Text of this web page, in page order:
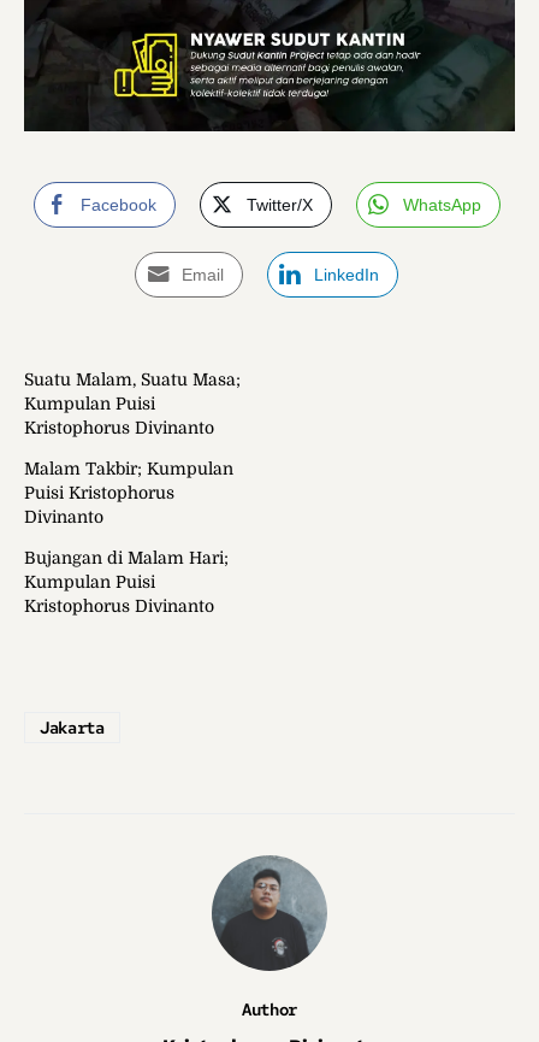
Facebook Twitter/X WhatsApp
Email LinkedIn
Suatu Malam, Suatu Masa;
Kumpulan Puisi
Kristophorus Divinanto
Malam Takbir; Kumpulan
Puisi Kristophorus
Divinanto
Bujangan di Malam Hari;
Kumpulan Puisi
Kristophorus Divinanto
Jakarta
Author